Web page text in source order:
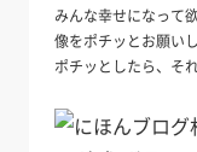
みんな幸せになって
像をポチッとお願い
ポチッとしたら、そ